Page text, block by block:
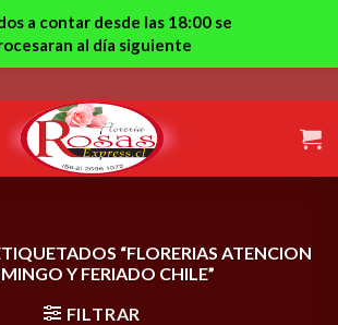
“FLORERIAS ATENCION
Y FERIADO CHILE”
FILTRAR
a contar desde las 18:00 se
al día siguiente